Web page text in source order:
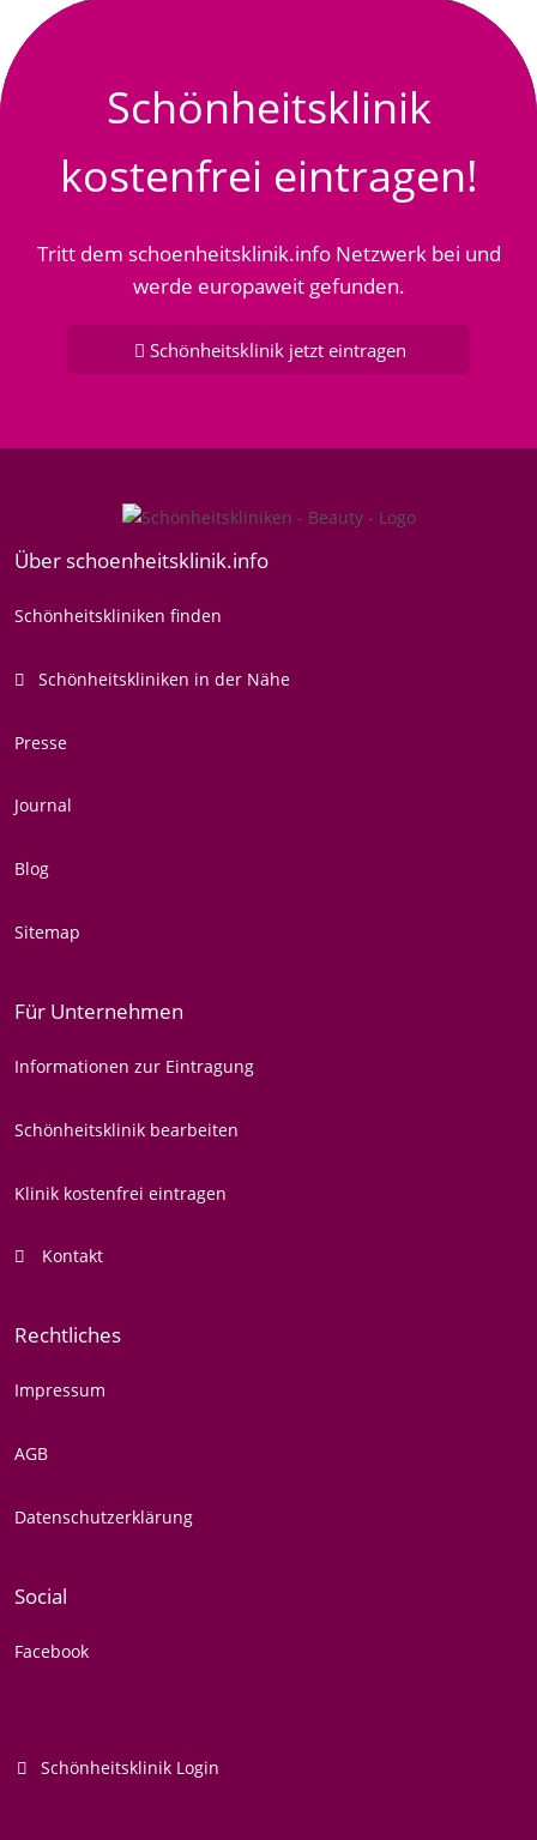
Schönheitsklinik
kostenfrei eintragen!
Tritt dem schoenheitsklinik.info Netzwerk bei und
werde europaweit gefunden.
Schönheitsklinik jetzt eintragen
Über schoenheitsklinik.info
Schönheitskliniken finden
Schönheitskliniken in der Nähe
Presse
Journal
Blog
Sitemap
Für Unternehmen
Informationen zur Eintragung
Schönheitsklinik bearbeiten
Klinik kostenfrei eintragen
Kontakt
Rechtliches
Impressum
AGB
Datenschutzerklärung
Social
Facebook
Schönheitsklinik Login